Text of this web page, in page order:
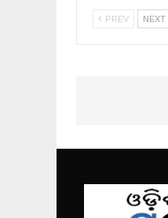
PREV NEXT